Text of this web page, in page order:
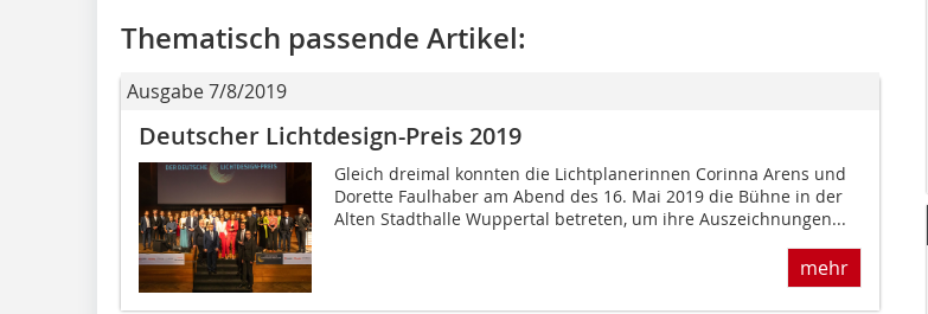
Thematisch passende Artikel:
Ausgabe 7/8/2019
Deutscher Lichtdesign-Preis 2019
Gleich dreimal konnten die Lichtplanerinnen Corinna Arens und
Dorette Faulhaber am Abend des 16. Mai 2019 die Bühne in der
Alten Stadthalle Wuppertal betreten, um ihre Auszeichnungen...
mehr